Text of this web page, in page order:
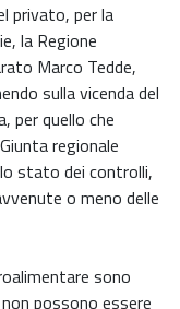
privato, per la
la Regione
Marco Tedde,
sulla vicenda del
per quello che
regionale
stato dei controlli,
o meno delle
sono
possono essere